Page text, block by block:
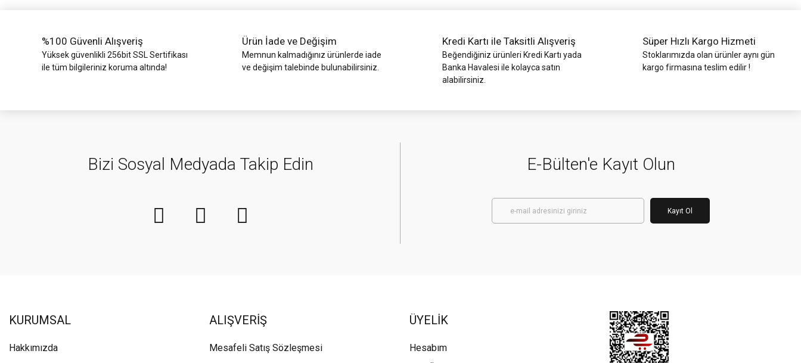
%100 Güvenli Alışveriş
Yüksek güvenlikli 256bit SSL Sertifikası
ile tüm bilgileriniz koruma altında!
Ürün İade ve Değişim
Memnun kalmadığınız ürünlerde iade
ve değişim talebinde bulunabilirsiniz.
Kredi Kartı ile Taksitli Alışveriş
Beğendiğiniz ürünleri Kredi Kartı yada
Banka Havalesi ile kolayca satın
alabilirsiniz.
Süper Hızlı Kargo Hizmeti
Stoklarımızda olan ürünler aynı gün
kargo firmasına teslim edilir !
Bizi Sosyal Medyada Takip Edin E-Bülten'e Kayıt Olun
Kayıt Ol
KURUMSAL
Hakkımızda
ALIŞVERİŞ
Mesafeli Satış Sözleşmesi
ÜYELİK
Hesabım